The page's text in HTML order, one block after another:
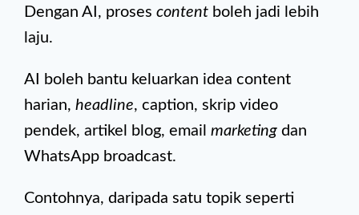
Dengan AI, proses content boleh jadi lebih
laju.
AI boleh bantu keluarkan idea content
harian, headline, caption, skrip video
pendek, artikel blog, email marketing dan
WhatsApp broadcast.
Contohnya, daripada satu topik seperti